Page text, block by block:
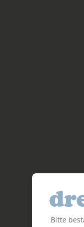
Bitte